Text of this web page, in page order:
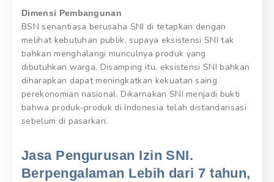
Dimensi Pembangunan
BSN senantiasa berusaha SNI di tetapkan dengan
melihat kebutuhan publik, supaya eksistensi SNI tak
bahkan menghalangi munculnya produk yang
dibutuhkan warga. Disamping itu, eksistensi SNI bahkan
diharapkan dapat meningkatkan kekuatan saing
perekonomian nasional. Dikarnakan SNI menjadi bukti
bahwa produk-produk di Indonesia telah distandarisasi
sebelum di pasarkan.
Jasa Pengurusan Izin SNI.
Berpengalaman Lebih dari 7 tahun,